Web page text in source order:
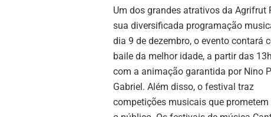
Um dos grandes atrativos da Agrifrut
sua diversificada programação
dia 9 de dezembro, o evento contará
baile da melhor idade, a partir das
com a animação garantida por Nino
Gabriel. Além disso, o festival traz
competições musicais que